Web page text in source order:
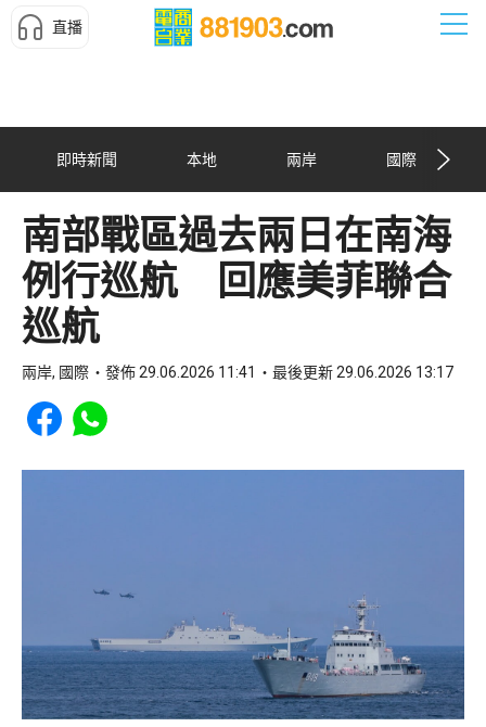
直播
即時新聞 本地 兩岸 國際
南部戰區過去兩日在南海
例行巡航 回應美菲聯合
巡航
兩岸, 國際 發佈 29.06.2026 11:41 最後更新 29.06.2026 13:17
Share to Facebook
Share to WhatsApp